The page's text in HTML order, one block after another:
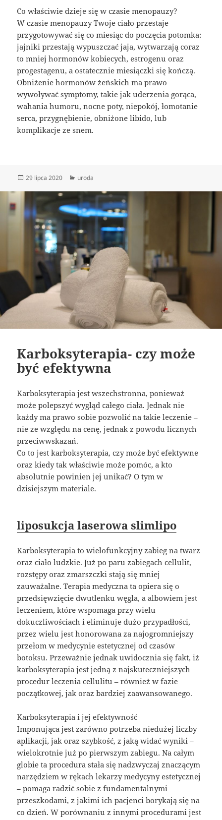
Co właściwie dzieje się w czasie menopauzy?
W czasie menopauzy Twoje ciało przestaje
przygotowywać się co miesiąc do poczęcia potomka:
jajniki przestają wypuszczać jaja, wytwarzają coraz
to mniej hormonów kobiecych, estrogenu oraz
progestagenu, a ostatecznie miesiączki się kończą.
Obniżenie hormonów żeńskich ma prawo
wywoływać symptomy, takie jak uderzenia gorąca,
wahania humoru, nocne poty, niepokój, łomotanie
serca, przygnębienie, obniżone libido, lub
komplikacje ze snem.
Data
29 lipca 2020 Kategorie
uroda
Karboksyterapia- czy może
być efektywna
Karboksyterapia jest wszechstronna, ponieważ
może polepszyć wygląd całego ciała. Jednak nie
każdy ma prawo sobie pozwolić na takie leczenie –
nie ze względu na cenę, jednak z powodu licznych
przeciwwskazań.
Co to jest karboksyterapia, czy może być efektywne
oraz kiedy tak właściwie może pomóc, a kto
absolutnie powinien jej unikać? O tym w
dzisiejszym materiale.
liposukcja laserowa slimlipo
Karboksyterapia to wielofunkcyjny zabieg na twarz
oraz ciało ludzkie. Już po paru zabiegach cellulit,
rozstępy oraz zmarszczki stają się mniej
zauważalne. Terapia medyczna ta opiera się o
przedsięwzięcie dwutlenku węgla, a albowiem jest
leczeniem, które wspomaga przy wielu
dokuczliwościach i eliminuje dużo przypadłości,
przez wielu jest honorowana za najogromniejszy
przełom w medycynie estetycznej od czasów
botoksu. Przeważnie jednak uwidocznia się fakt, iż
karboksyterapia jest jedną z najskuteczniejszych
procedur leczenia cellulitu – również w fazie
początkowej, jak oraz bardziej zaawansowanego.
Karboksyterapia i jej efektywność
Imponująca jest zarówno potrzeba niedużej liczby
aplikacji, jak oraz szybkość, z jaką widać wyniki –
wielokrotnie już po pierwszym zabiegu. Na całym
globie ta procedura stała się nadzwyczaj znaczącym
narzędziem w rękach lekarzy medycyny estetycznej
– pomaga radzić sobie z fundamentalnymi
przeszkodami, z jakimi ich pacjenci borykają się na
co dzień. W porównaniu z innymi procedurami jest